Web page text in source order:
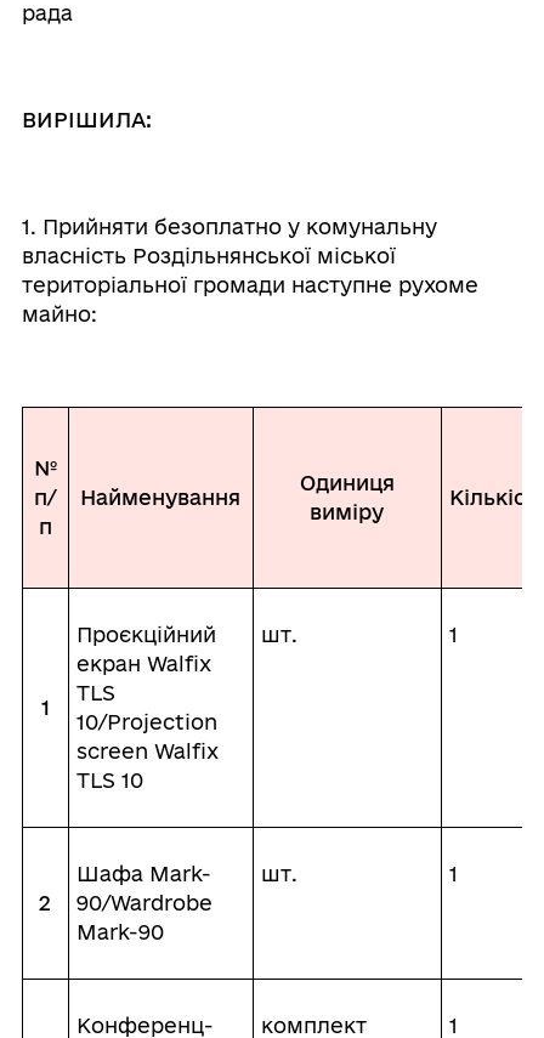
рада
ВИРІШИЛА:
1. Прийняти безоплатно у комунальну
власність Роздільнянської міської
територіальної громади наступне рухоме
майно:
№
п/
п
Найменування
Одиниця
виміру
1
Проєкційний
екран Walfix
TLS
10/Projection
screen Walfix
TLS 10
шт. 1
2
Шафа Mark-
90/Wardrobe
Mark-90
шт. 1
Конференц-
комплект 1